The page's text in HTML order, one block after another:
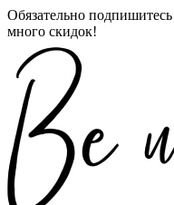
Обязательно
много скидок!